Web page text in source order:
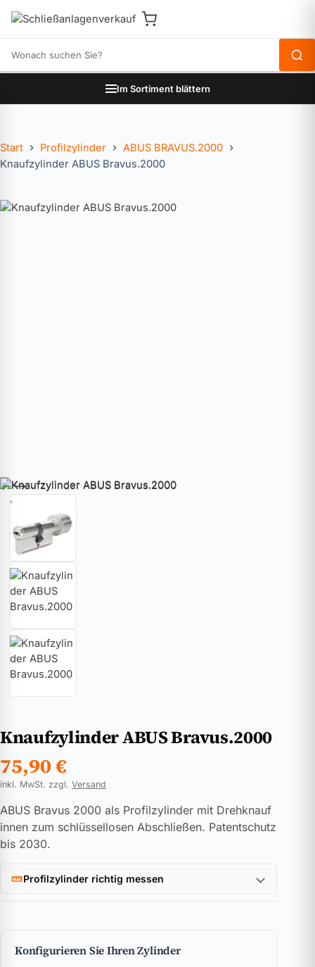
Im Sortiment blättern
Start Profilzylinder
ABUS BRAVUS.2000
Knaufzylinder ABUS Bravus.2000
Knaufzylinder ABUS Bravus.2000
75,90€
inkl. MwSt. zzgl. Versand
ABUS Bravus 2000 als Profilzylinder mit Drehknauf
innen zum schlüssellosen Abschließen. Patentschutz
bis 2030.
Profilzylinder richtig messen
Konfigurieren Sie Ihren Zylinder